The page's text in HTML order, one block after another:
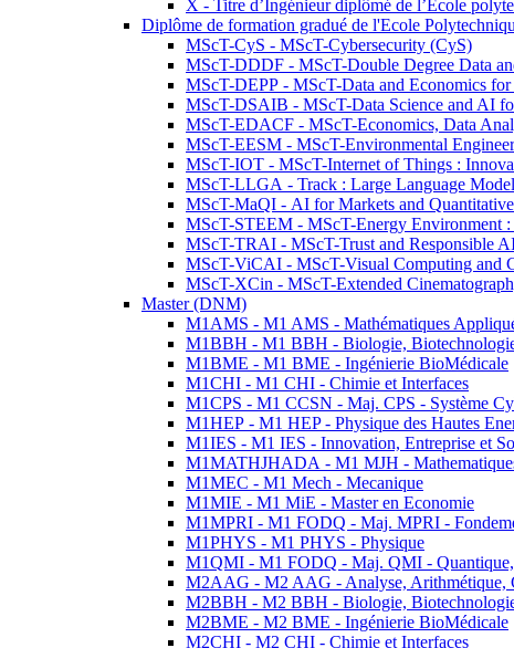
X - Titre d’Ingénieur diplômé de l’École
Diplôme de formation gradué de l'Ecole
MScT-CyS - MScT-Cybersecurity (CyS)
MScT-DDDF - MScT-Double Degree Data
MScT-DEPP - MScT-Data and Economics
MScT-DSAIB - MScT-Data Science and AI
MScT-EDACF - MScT-Economics, Data
MScT-EESM - MScT-Environmental
MScT-IOT - MScT-Internet of Things :
MScT-LLGA - Track : Large Language
MScT-MaQI - AI for Markets and
MScT-STEEM - MScT-Energy Environment
MScT-TRAI - MScT-Trust and Responsible
MScT-ViCAI - MScT-Visual Computing and
MScT-XCin - MScT-Extended
Master (DNM)
M1AMS - M1 AMS - Mathématiques
M1BBH - M1 BBH - Biologie,
M1BME - M1 BME - Ingénierie BioMédicale
M1CHI - M1 CHI - Chimie et Interfaces
M1CPS - M1 CCSN - Maj. CPS - Système
M1HEP - M1 HEP - Physique des Hautes
M1IES - M1 IES - Innovation, Entreprise et
M1MATHJHADA - M1 MJH -
M1MEC - M1 Mech - Mecanique
M1MIE - M1 MiE - Master en Economie
M1MPRI - M1 FODQ - Maj. MPRI -
M1PHYS - M1 PHYS - Physique
M1QMI - M1 FODQ - Maj. QMI - Quantique,
M2AAG - M2 AAG - Analyse, Arithmétique,
M2BBH - M2 BBH - Biologie,
M2BME - M2 BME - Ingénierie BioMédicale
M2CHI - M2 CHI - Chimie et Interfaces